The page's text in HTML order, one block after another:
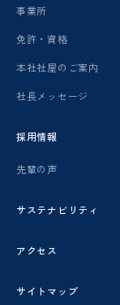
事業所
免許・資格
本社社屋のご案内
社長メッセージ
採用情報
先輩の声
サステナビリティ
アクセス
サイトマップ